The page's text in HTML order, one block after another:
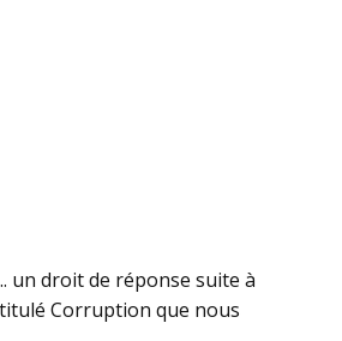
un droit de réponse suite à
Corruption que nous